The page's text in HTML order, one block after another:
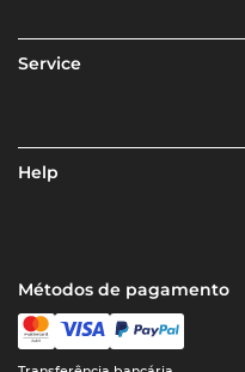
Service
Help
Métodos de pagamento